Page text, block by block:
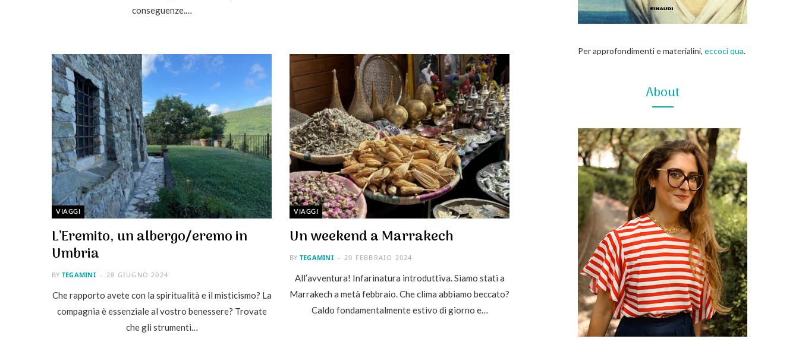
conseguenze.…
VIAGGI
L’Eremito, un albergo/eremo in
Umbria
BY TEGAMINI 28 GIUGNO 2024
Che rapporto avete con la spiritualità e il misticismo? La
compagnia è essenziale al vostro benessere? Trovate
che gli strumenti…
VIAGGI
Un weekend a Marrakech
BY TEGAMINI 20 FEBBRAIO 2024
All’avventura! Infarinatura introduttiva. Siamo stati a
Marrakech a metà febbraio. Che clima abbiamo beccato?
Caldo fondamentalmente estivo di giorno e…
Per approfondimenti e materialini, eccoci qua.
About